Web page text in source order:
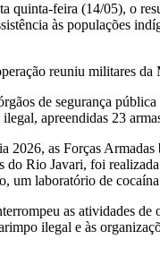
quinta-feira (14/05), o
às populações
reuniu militares
de segurança
apreendidas 23
as Forças
Rio Javari, foi
um laboratório de
as atividades
ilegal e às